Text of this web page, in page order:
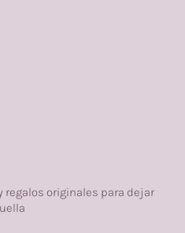
originales para dejar